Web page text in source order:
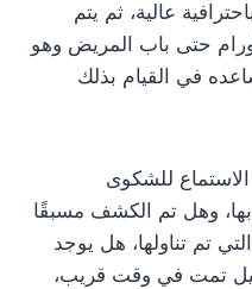
عالية، ثم يتم
حتى باب المريض وهو
في القيام بذلك
للشكوى
وهل تم الكشف مسبقًا
تم تناولها، هل يوجد
تمت في وقت قريب،